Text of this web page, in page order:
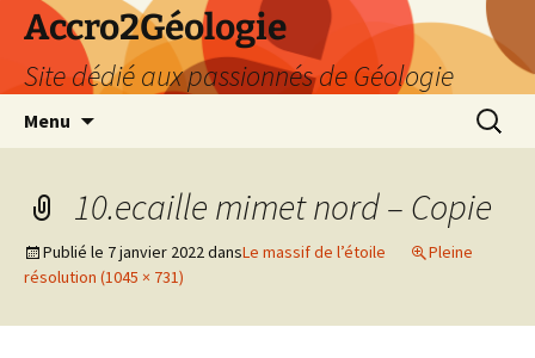
Accro2Géologie
Site dédié aux passionnés de Géologie
Menu
10.ecaille mimet nord – Copie
Publié le 7 janvier 2022dansLe massif de l’étoile
Pleine
résolution (1045 × 731)